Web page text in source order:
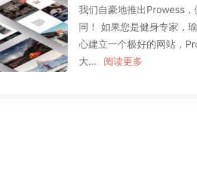
我们自豪地推出Prowess
同！ 如果您是健身专家，
心建立一个极好的网站，
大…
阅读更多